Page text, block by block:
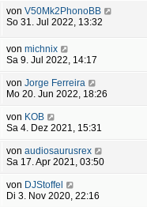
von V50Mk2PhonoBB
So 31. Jul 2022, 13:32
von michnix
Sa 9. Jul 2022, 14:17
von Jorge Ferreira
Mo 20. Jun 2022, 18:26
von KOB
Sa 4. Dez 2021, 15:31
von audiosaurusrex
Sa 17. Apr 2021, 03:50
von DJStoffel
Di 3. Nov 2020, 22:16